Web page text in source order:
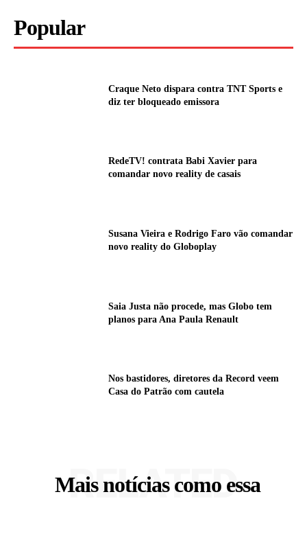
Popular
Craque Neto dispara contra TNT Sports e
diz ter bloqueado emissora
RedeTV! contrata Babi Xavier para
comandar novo reality de casais
Susana Vieira e Rodrigo Faro vão comandar
novo reality do Globoplay
Saia Justa não procede, mas Globo tem
planos para Ana Paula Renault
Nos bastidores, diretores da Record veem
Casa do Patrão com cautela
Mais notícias como essa
RELATED